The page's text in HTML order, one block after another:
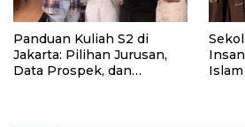
Panduan Kuliah S2 di
Jakarta: Pilihan Jurusan,
Data Prospek, dan